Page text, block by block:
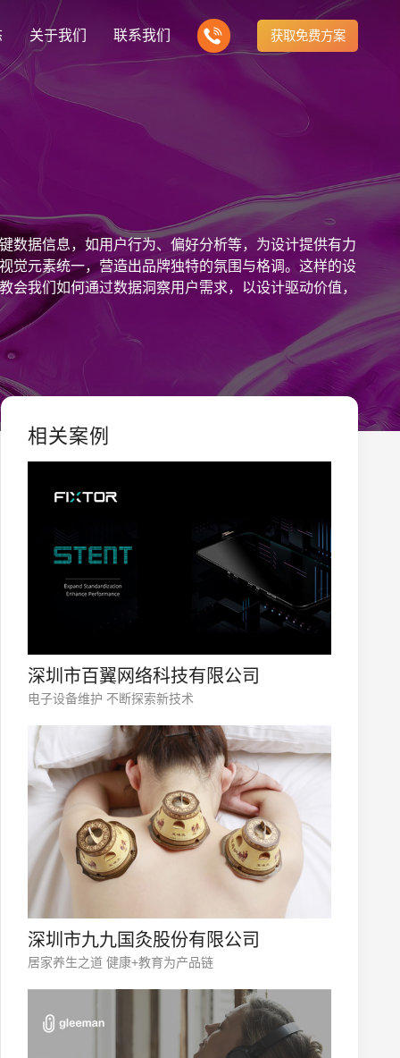
企业营销型网站建设
网站建设定制改版
定制化网站建设改版方案
手机微信网站建设
行业门户网站
行业门户网站平台开发
牌官网
牌型网站建设
企业营销网站
营销型网站建力企业公信力
站建设解决方
政府网站建设解决方案
设解决方案
解决方案 企业网站建设解决方案
多样化产品总有一个满足你的需求
建站知识
Website building knowledge
计
Design
网站观点
关于我们
公司团队
我们的团队协作精神
联系我们 获取免费方案
数据信息，如用户行为、偏好分析等，为设计提供有力
觉元素统一，营造出品牌独特的氛围与格调。这样的设
我们如何通过数据洞察用户需求，以设计驱动价值，
相关案例
深圳市百翼网络科技有限公司
电子设备维护 不断探索新技术
深圳市九九国灸股份有限公司
居家养生之道 健康+教育为产品链
微信号